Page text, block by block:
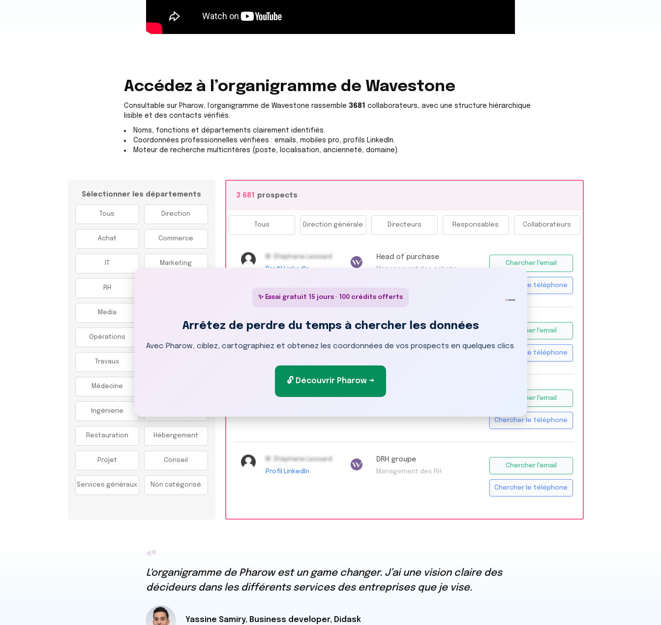
Accédez à l’organigramme de Wavestone
Consultable sur Pharow, l’organigramme de Wavestone rassemble 3681 collaborateurs, avec une structure hiérarchique
lisible et des contacts vérifiés.
Noms, fonctions et départements clairement identifiés.
Coordonnées professionnelles vérifiées : emails, mobiles pro, profils LinkedIn.
Moteur de recherche multicritères (poste, localisation, ancienneté, domaine).
Sélectionner les départements
Tous Direction
Achat Commerce
Marketing
RH
Media
Opérations
Travaux
Médecine
Ingénierie
Restauration Hébergement
Projet Conseil
Services généraux Non catégorisé
3 681 prospects
Tous Direction générale Directeurs Responsables Collaborateurs
M. Stéphane Lessard
Profil LinkedIn
Head of purchase
Management des achats
Chercher l'email
Chercher le téléphone
M. Stéphane Lessard
Directeur marketing
Chercher l'email
Chercher le téléphone
M. Stéphane Lessard
VP Sales
Chercher l'email
Chercher le téléphone
M. Stéphane Lessard
Profil LinkedIn
DRH groupe
Management des RH
Chercher l'email
Chercher le téléphone
✨ Essai gratuit 15 jours · 100 crédits offerts
Arrêtez de perdre du temps à chercher les données
Avec Pharow, ciblez, cartographiez et obtenez les coordonnées de vos prospects en quelques clics.
🔓 Découvrir Pharow →
L'organigramme de Pharow est un game changer. J’ai une vision claire des
décideurs dans les différents services des entreprises que je vise.
Yassine Samiry, Business developer, Didask